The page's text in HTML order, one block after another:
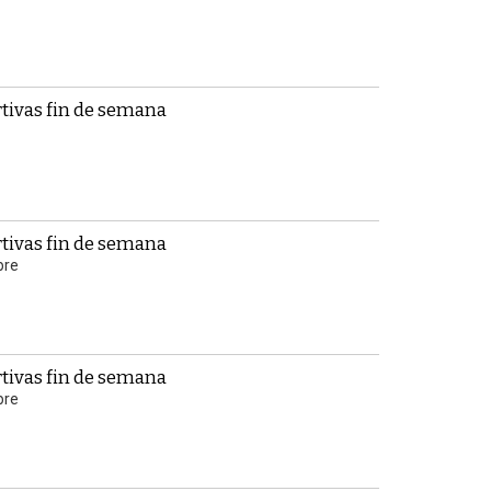
fin de semana
fin de semana
fin de semana